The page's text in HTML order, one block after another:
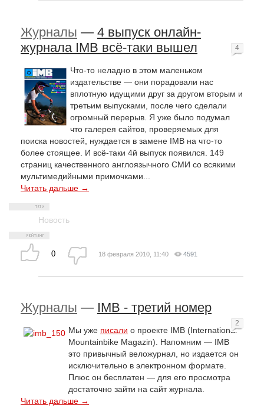
Журналы — 4 выпуск онлайн-
журнала IMB всё-таки вышел
Что-то неладно в этом маленьком
издательстве — они порадовали нас
вплотную идущими друг за другом вторым и
третьим выпусками, после чего сделали
огромный перерыв. Я уже было подумал
что галерея сайтов, проверяемых для
поиска новостей, нуждается в замене IMB на что-то
более стоящее. И всё-таки 4й выпуск появился. 149
страниц качественного англоязычного СМИ со всякими
мультимедийными примочками...
Читать дальше →
Новость
0
4
18 февраля 2010, 11:40 4591
Журналы — IMB - третий номер
Мы уже писали о проекте IMB (International
Mountainbike Magazin). Напомним — IMB
это привычный веложурнал, но издается он
исключительно в электронном формате.
Плюс он бесплатен — для его просмотра
достаточно зайти на сайт журнала.
Читать дальше →
2